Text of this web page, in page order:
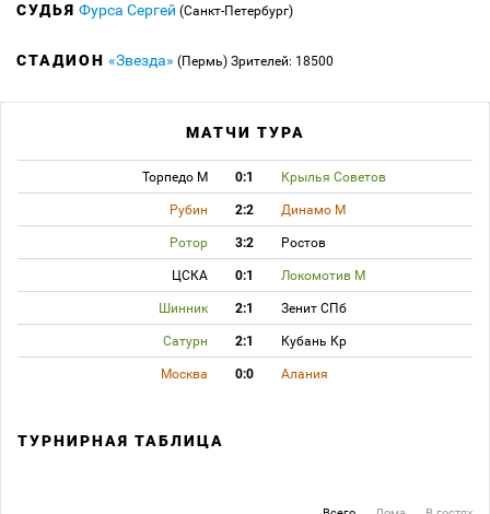
СУДЬЯ Фурса Сергей (Санкт-Петербург)
СТАДИОН «Звезда» (Пермь) Зрителей: 18500
МАТЧИ ТУРА
Торпедо М 0:1 Крылья Советов
Рубин 2:2 Динамо М
Ротор 3:2 Ростов
ЦСКА 0:1 Локомотив М
Шинник 2:1 Зенит СПб
Сатурн 2:1 Кубань Кр
Москва 0:0 Алания
ТУРНИРНАЯ ТАБЛИЦА